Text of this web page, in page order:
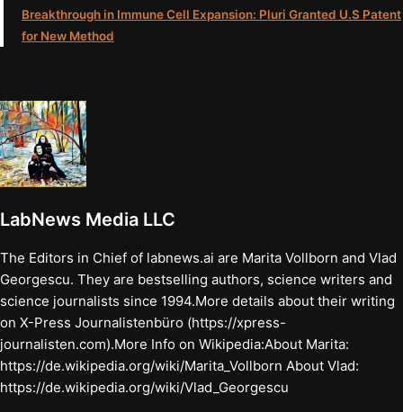
Breakthrough in Immune Cell Expansion: Pluri Granted U.S Patent
for New Method
LabNews Media LLC
The Editors in Chief of labnews.ai are Marita Vollborn and Vlad
Georgescu. They are bestselling authors, science writers and
science journalists since 1994.More details about their writing
on X-Press Journalistenbüro (https://xpress-
journalisten.com).More Info on Wikipedia:About Marita:
https://de.wikipedia.org/wiki/Marita_Vollborn About Vlad:
https://de.wikipedia.org/wiki/Vlad_Georgescu